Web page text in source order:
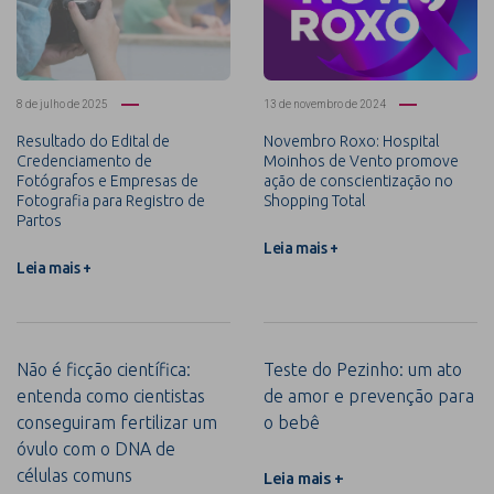
8 de julho de 2025
Resultado do Edital de
Credenciamento de
Fotógrafos e Empresas de
Fotografia para Registro de
Partos
Leia mais +
13 de novembro de 2024
Novembro Roxo: Hospital
Moinhos de Vento promove
ação de conscientização no
Shopping Total
Leia mais +
Não é ficção científica:
entenda como cientistas
conseguiram fertilizar um
óvulo com o DNA de
células comuns
Teste do Pezinho: um ato
de amor e prevenção para
o bebê
Leia mais +